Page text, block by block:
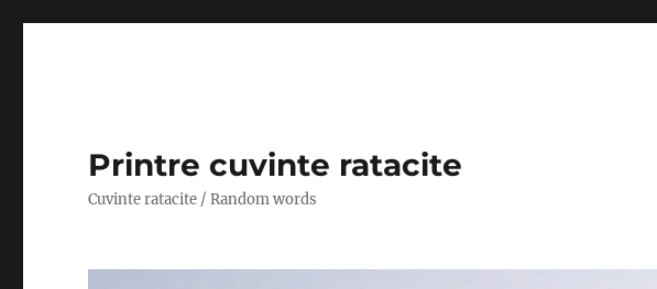
Printre cuvinte ratacite
Cuvinte ratacite / Random words